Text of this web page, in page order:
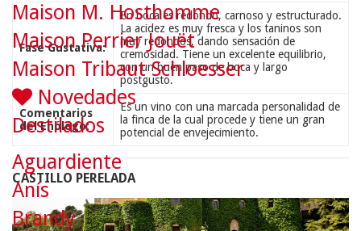
Fase Gustativa:
En boca es redondo, carnoso y estructurado.
La acidez es muy fresca y los taninos son
muy redondos, dando sensación de
cremosidad. Tiene un excelente equilibrio,
con un buen paso de boca y largo
postgusto.
Comentarios
del Enólogo:
Es un vino con una marcada personalidad de
la finca de la cual procede y tiene un gran
potencial de envejecimiento.
CASTILLO PERELADA
Maison M. Hosthomme
Maison Perrier Jouët
Maison Tribaut Schloesser
Novedades
Destilados
Aguardiente
Anís
Brandy